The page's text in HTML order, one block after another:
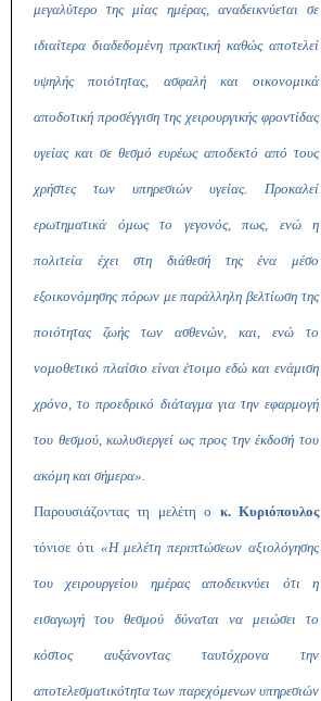
μεγαλύτερο της μίας ημέρας, αναδεικνύεται σε
ιδιαίτερα διαδεδομένη πρακτική καθώς αποτελεί
υψηλής ποιότητας, ασφαλή και οικονομικά
αποδοτική προσέγγιση της χειρουργικής φροντίδας
υγείας και σε θεσμό ευρέως αποδεκτό από τους
χρήστες των υπηρεσιών υγείας. Προκαλεί
ερωτηματικά όμως το γεγονός, πως, ενώ η
πολιτεία έχει στη διάθεσή της ένα μέσο
εξοικονόμησης πόρων με παράλληλη βελτίωση της
ποιότητας ζωής των ασθενών, και, ενώ το
νομοθετικό πλαίσιο είναι έτοιμο εδώ και ενάμιση
χρόνο, το προεδρικό διάταγμα για την εφαρμογή
του θεσμού, κωλυσιεργεί ως προς την έκδοσή του
ακόμη και σήμερα».
Παρουσιάζοντας τη μελέτη ο κ. Κυριόπουλος
τόνισε ότι«Η μελέτη περιπτώσεων αξιολόγησης
του χειρουργείου ημέρας αποδεικνύει ότι η
εισαγωγή του θεσμού δύναται να μειώσει το
κόστος αυξάνοντας ταυτόχρονα την
αποτελεσματικότητα των παρεχόμενων υπηρεσιών